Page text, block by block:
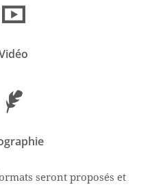
seront proposés et